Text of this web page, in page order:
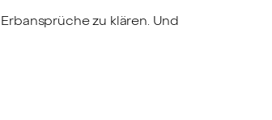
zu klären. Und